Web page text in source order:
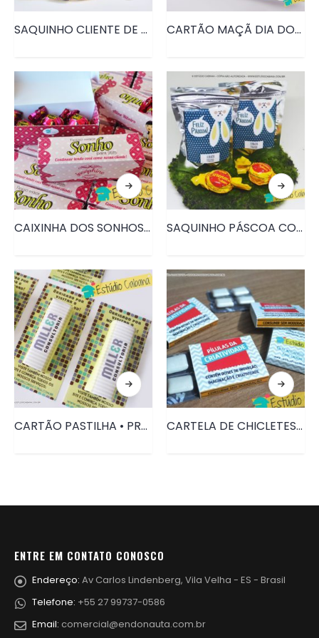
SAQUINHO CLIENTE DE OURO • PRD120 CARTÃO MAÇÃ DIA DOS PROFESSORES • PRD107
CAIXINHA DOS SONHOS • PRD102 SAQUINHO PÁSCOA COM BOMBONS • PRD085
CARTÃO PASTILHA • PRD080 CARTELA DE CHICLETES P • PRD079
ENTRE EM CONTATO CONOSCO
Endereço: Av Carlos Lindenberg, Vila Velha - ES - Brasil
Telefone: +55 27 99737-0586
Email: comercial@endonauta.com.br